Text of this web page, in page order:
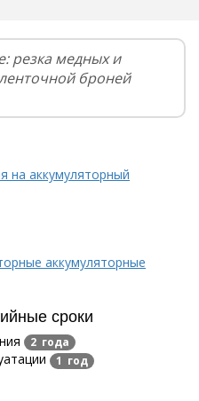
резка медных и
броней
на аккумуляторный
аккумуляторные
сроки
2 года
1 год